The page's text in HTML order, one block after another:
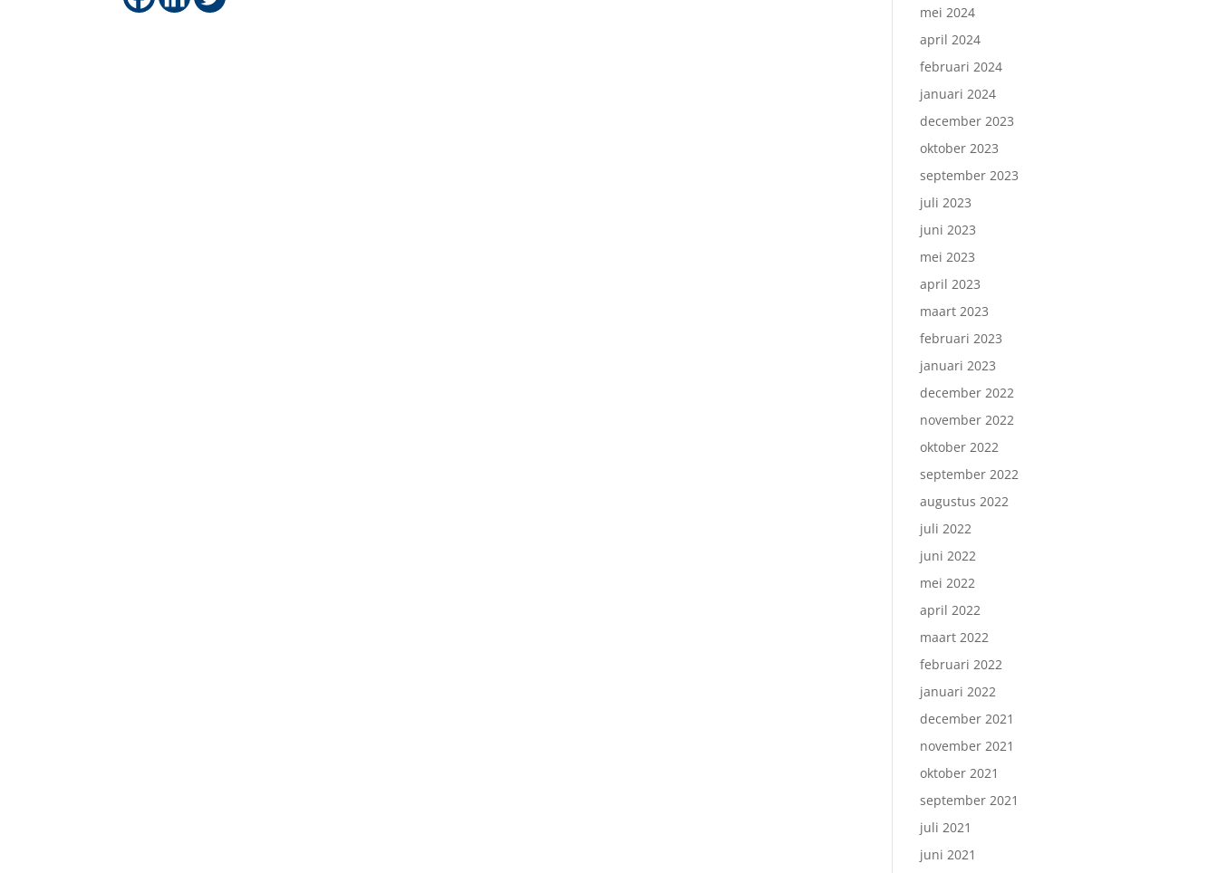
mei 2024
april 2024
februari 2024
januari 2024
december 2023
oktober 2023
september 2023
juli 2023
juni 2023
mei 2023
april 2023
maart 2023
februari 2023
januari 2023
december 2022
november 2022
oktober 2022
september 2022
augustus 2022
juli 2022
juni 2022
mei 2022
april 2022
maart 2022
februari 2022
januari 2022
december 2021
november 2021
oktober 2021
september 2021
juli 2021
juni 2021